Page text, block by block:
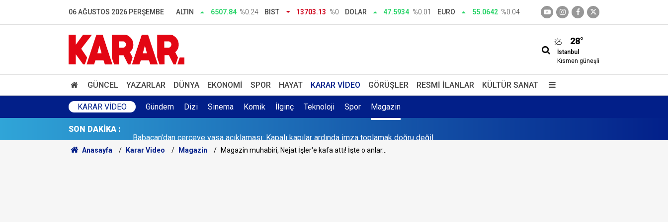
06 AĞUSTOS 2026 PERŞEMBE ALTIN 6507.84 %0.24 BIST 13703.13 %0 DOLAR 47.5934 %0.01 EURO 55.0642 %0.04
28°
İstanbul
Kısmen güneşli
GÜNCEL YAZARLAR DÜNYA EKONOMI SPOR HAYAT KARAR VIDEO GÖRÜŞLER RESMI İLANLAR KÜLTÜR SANAT
KARAR VIDEO Gündem Dizi Sinema Komik İlginç Teknoloji Spor Magazin
SON DAKİKA :
Feti Yıldız'dan çerçeve yasa açıklaması: 430'un üzerinde oyla yasallaşır
Anasayfa Karar Video Magazin Magazin muhabiri, Nejat İşler'e kafa attı! İşte o anlar...